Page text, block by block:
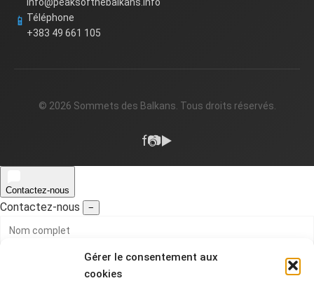
Gérer le consentement aux
cookies
📱 Téléphone
+383 49 661 105
© 2026 Sommets des Balkans. Tous droits réservés.
f📷▶️
Contactez-nous
Contactez-nous −